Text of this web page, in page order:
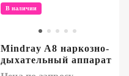
В наличии
Mindray A8 наркозно-
дыхательный аппарат